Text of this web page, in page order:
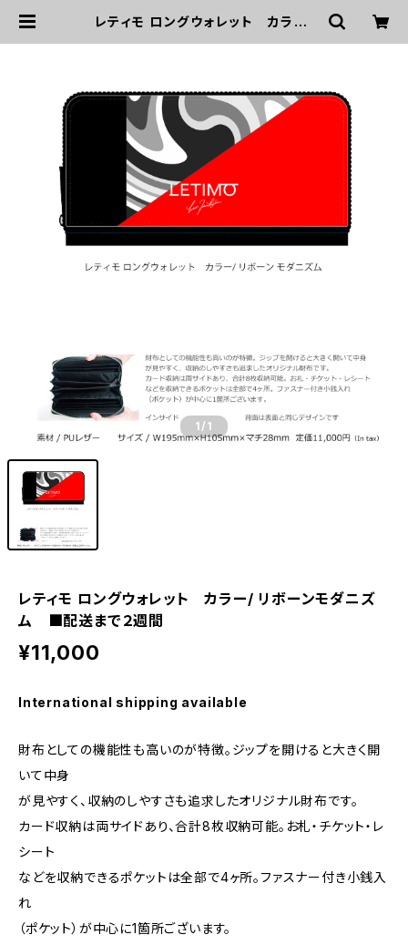
レティモ ロングウォレット カラー/
1 /1
レティモ ロングウォレット カラー/ リボーンモダニズ
ム ■配送まで２週間
¥11,000
International shipping available
財布としての機能性も高いのが特徴。ジップを開けると大きく開
いて中身
が見やすく、収納のしやすさも追求したオリジナル財布です。
カード収納は両サイドあり、合計8枚収納可能。お札・チケット・レ
シート
などを収納できるポケットは全部で4ヶ所。ファスナー付き小銭入
れ
（ポケット）が中心に1箇所ございます。